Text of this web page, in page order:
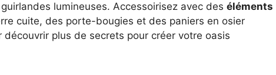
lumineuses. Accessoirisez avec des éléments
cuite, des porte-bougies et des paniers en osier
plus de secrets pour créer votre oasis